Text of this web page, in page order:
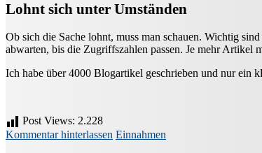
Lohnt sich unter Umständen
Ob sich die Sache lohnt, muss man schauen. Wichtig
abwarten, bis die Zugriffszahlen passen. Je mehr Artikel
Ich habe über 4000 Blogartikel geschrieben und nur ein
Post Views: 2.228
Kommentar hinterlassen Einnahmen